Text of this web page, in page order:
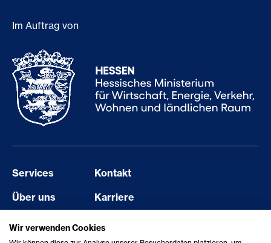
Im Auftrag von
Services
Kontakt
Über uns
Karriere
Events
Barriere melden
Wir verwenden Cookies